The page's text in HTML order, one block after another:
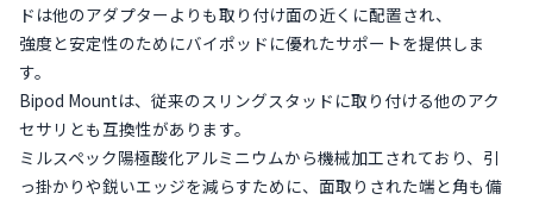
ドは他のアダプターよりも取り付け面の近くに配置され、
強度と安定性のためにバイポッドに優れたサポートを提供しま
す。
Bipod Mountは、従来のスリングスタッドに取り付ける他のアク
セサリとも互換性があります。
ミルスペック陽極酸化アルミニウムから機械加工されており、引
っ掛かりや鋭いエッジを減らすために、面取りされた端と角も備